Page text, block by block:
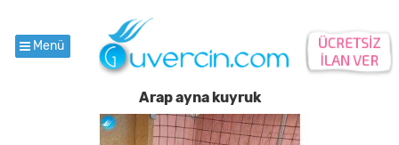
Menü
Arap ayna kuyruk